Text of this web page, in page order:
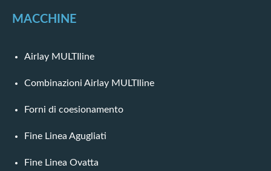
MACCHINE
Airlay MULTIline
Combinazioni Airlay MULTIline
Forni di coesionamento
Fine Linea Agugliati
Fine Linea Ovatta